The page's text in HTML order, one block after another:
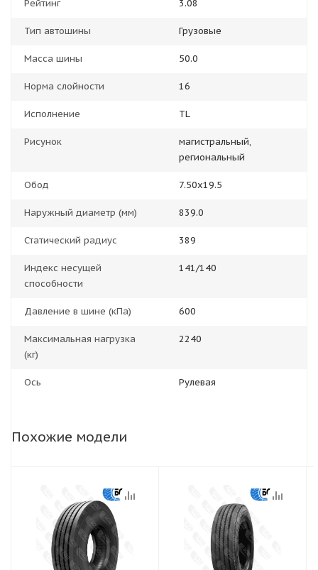
Рейтинг 3.08
Тип автошины Грузовые
Масса шины 50.0
Норма слойности 16
Исполнение TL
Рисунок
магистральный,
региональный
Обод 7.50x19.5
Наружный диаметр (мм) 839.0
Статический радиус 389
Индекс несущей
способности
141/140
Давление в шине (кПа) 600
Максимальная нагрузка
(кг)
2240
Ось Рулевая
Похожие модели